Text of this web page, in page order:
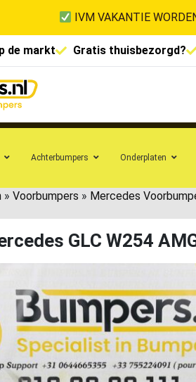
IVM VAKANTIE
de markt Gratis thuisbezorgd?
Achterbumpers Onderplaten
» Voorbumpers » Mercedes
GLC W254